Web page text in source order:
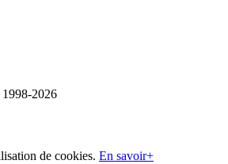
2026
de cookies. En savoir+